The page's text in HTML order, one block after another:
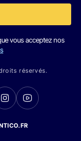
vous acceptez nos
réservés.